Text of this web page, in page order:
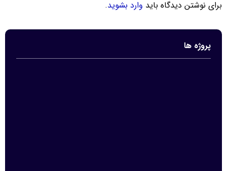
برای نوشتن دیدگاه باید وارد بشوید.
پروژه ها